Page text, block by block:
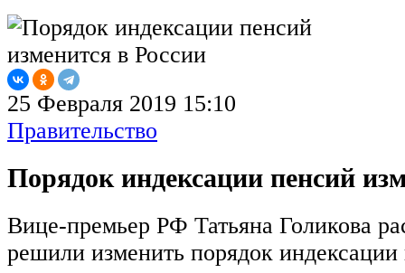
25 Февраля 2019 15:10
Правительство
Порядок индексации пенсий
Вице-премьер РФ Татьяна Голикова
решили изменить порядок индексации